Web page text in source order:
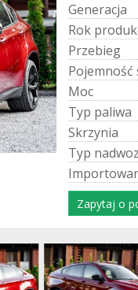
Generacja
Rok produk
Przebieg
Pojemność
Moc
Typ paliwa
Skrzynia
Typ nadwoz
Importowa
Zapytaj o